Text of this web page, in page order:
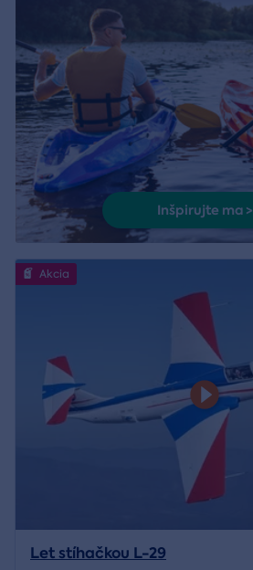
Inšpirujte ma >
Akcia
Let stíhačkou L-29